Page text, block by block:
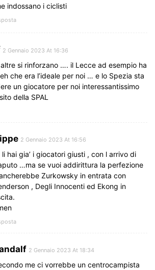
indossano i ciclisti
2 Gennaio 2023 At 16:36
si rinforzano …. il Lecce ad esempio ha
che era l’ideale per noi … e lo Spezia sta
un giocatore per noi interessantissimo
della SPAL
2 Gennaio 2023 At 16:56
li hai gia’ i giocatori giusti , con l arrivo di
…ma se vuoi addirittura la perfezione
Zurkowsky in entrata con
, Degli Innocenti ed Ekong in
2 Gennaio 2023 At 18:34
me ci vorrebbe un centrocampista